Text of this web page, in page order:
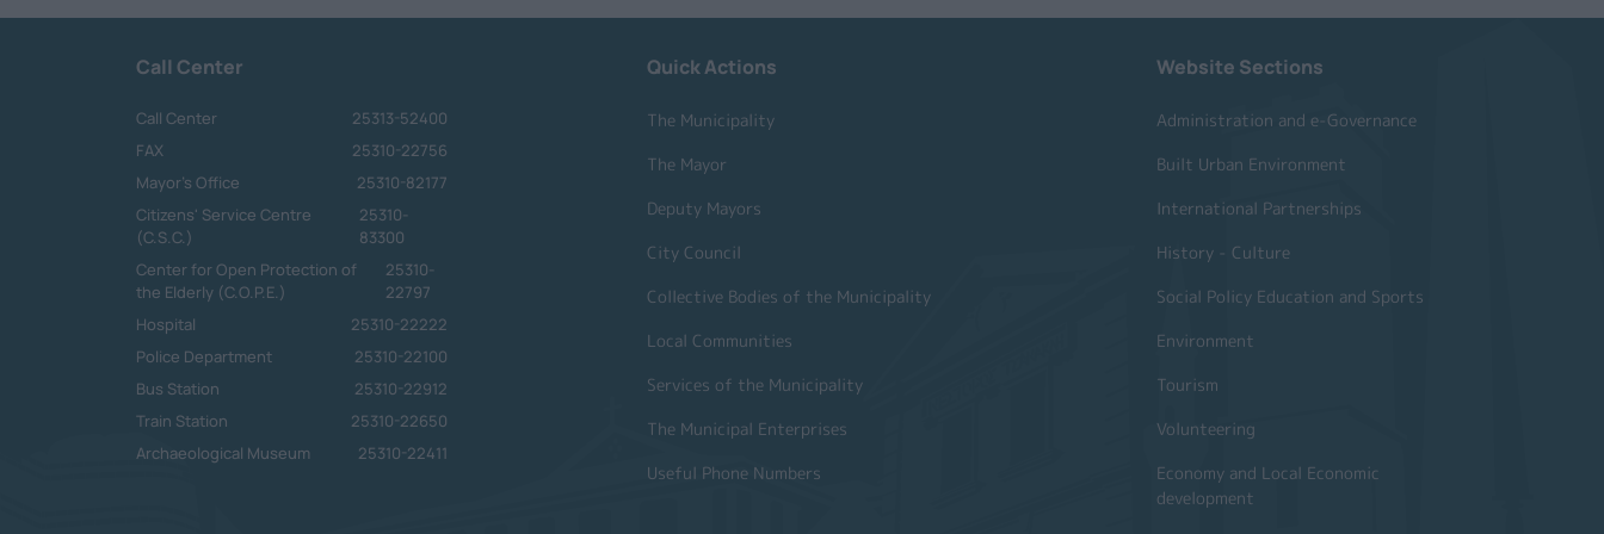
Call Center
Call Center
25313-52400
FAX
25310-22756
Mayor's Office
25310-82177
Citizens' Service Centre
(C.S.C.)
25310-
83300
Center for Open Protection of
the Elderly (C.O.P.E.)
25310-
22797
Hospital
25310-22222
Police Department
25310-22100
Bus Station
25310-22912
Train Station
25310-22650
Archaeological Museum
25310-22411
Quick Actions
The Municipality
The Mayor
Deputy Mayors
City Council
Collective Bodies of the Municipality
Local Communities
Services of the Municipality
The Municipal Enterprises
Useful Phone Numbers
Website Sections
Administration and e-Governance
Built Urban Environment
International Partnerships
History - Culture
Social Policy Education and Sports
Environment
Tourism
Volunteering
Economy and Local Economic
development